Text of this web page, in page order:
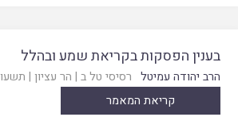
בענין הפסקות בקריאת שמע ובהלל
הרב יהודה עמיטל רסיסי טל ב | הר עציון | תשעו
קריאת המאמר